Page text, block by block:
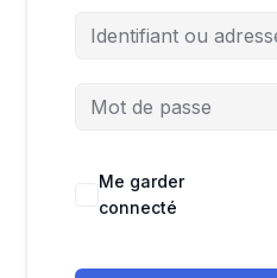
Me garder
connecté